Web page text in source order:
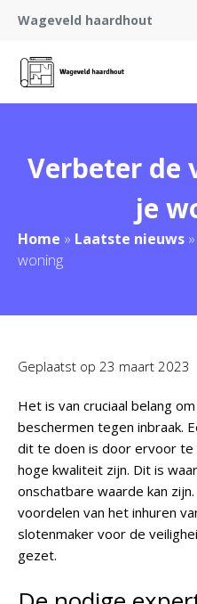
Wageveld haardhout
Verbeter de
je
Home » Laatste nieuws »
woning
Geplaatst op 23 maart 2023
Het is van cruciaal belang
beschermen tegen inbraak.
dit te doen is door ervoor
hoge kwaliteit zijn. Dit is
onschatbare waarde kan
voordelen van het inhuren
slotenmaker voor de
gezet.